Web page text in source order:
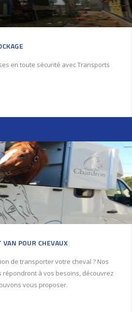
en toute sécurité avec Transports
POUR CHEVAUX
de transporter votre cheval ? Nos
à vos besoins, découvrez
vous proposer.